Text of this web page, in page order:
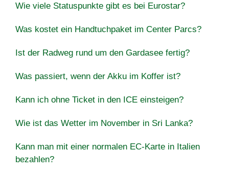
Wie viele Statuspunkte gibt es bei Eurostar?
Was kostet ein Handtuchpaket im Center Parcs?
Ist der Radweg rund um den Gardasee fertig?
Was passiert, wenn der Akku im Koffer ist?
Kann ich ohne Ticket in den ICE einsteigen?
Wie ist das Wetter im November in Sri Lanka?
Kann man mit einer normalen EC-Karte in Italien
bezahlen?